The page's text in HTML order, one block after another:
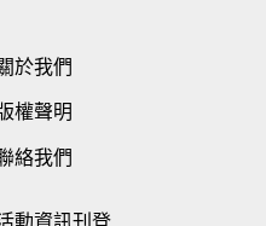
於我們
權聲明
絡我們
動資訊刊登